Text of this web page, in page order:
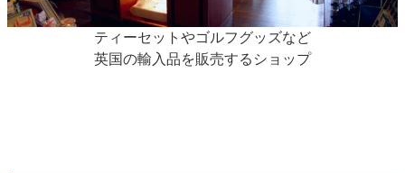
ティーセットやゴルフグッズなど
英国の輸入品を販売するショップ